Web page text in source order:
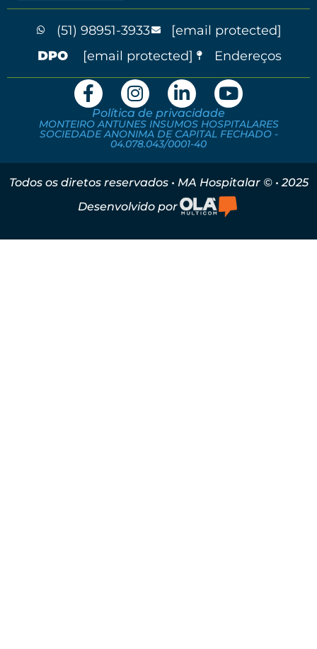
(51) 98951-3933
[email protected]
[email protected]
Endereços
Política de privacidade
MONTEIRO ANTUNES INSUMOS HOSPITALARES
SOCIEDADE ANONIMA DE CAPITAL FECHADO -
04.078.043/0001-40
Todos os diretos reservados • MA Hospitalar © • 2025
Desenvolvido por